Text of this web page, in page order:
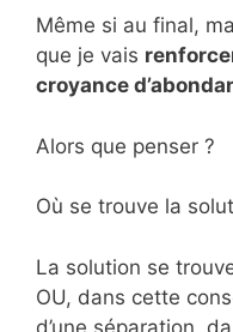
Même si au final,
que je vais
croyance
Alors que penser ?
Où se trouve la
La solution se
OU, dans cette
d’une séparation,